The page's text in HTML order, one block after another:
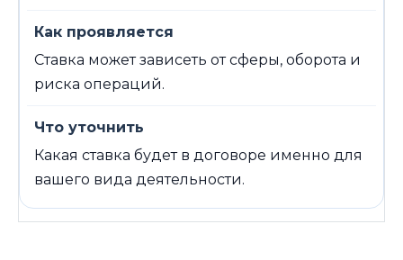
Ставка может зависеть от сферы, оборота и
риска операций.
Какая ставка будет в договоре именно для
вашего вида деятельности.